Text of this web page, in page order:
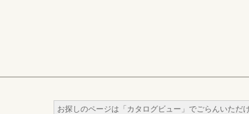
お探しのページは「カタログビュー」でごらんいただ